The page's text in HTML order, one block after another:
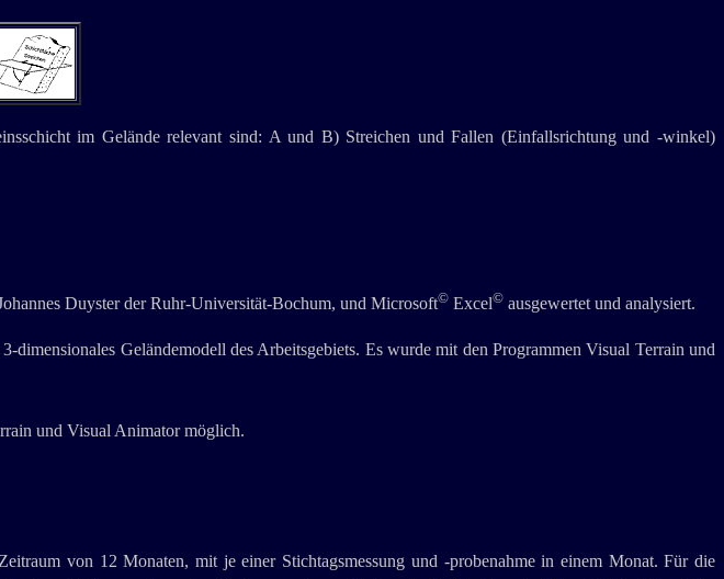
im Gelände relevant sind: A und B) Streichen und Fallen (Einfallsrichtung und -winkel)
Duyster der Ruhr-Universität-Bochum, und Microsoft©Excel©ausgewertet und analysiert.
dimensionales Geländemodell des Arbeitsgebiets. Es wurde mit den Programmen Visual Terrain und
und Visual Animator möglich.
von 12 Monaten, mit je einer Stichtagsmessung und -probenahme in einem Monat. Für die